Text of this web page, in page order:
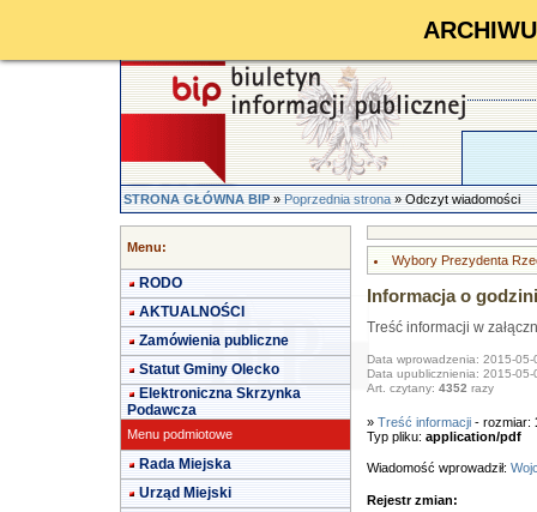
STRONA GŁÓWNA BIP»Poprzednia strona» Odczyt wiadomości
Menu:
RODO
AKTUALNOŚCI
Zamówienia publiczne
Statut Gminy Olecko
Elektroniczna Skrzynka
Podawcza
Menu podmiotowe
Rada Miejska
Urząd Miejski
Wybory Prezydenta
Informacja o
Treść informacji w
Data wprowadzenia: 2015-05-
Data upublicznienia: 2015-05-
Art. czytany: 4352 razy
» Treść informacji- rozmiar:
Typ pliku: application/pdf
Wiadomość wprowadził:
Rejestr zmian: